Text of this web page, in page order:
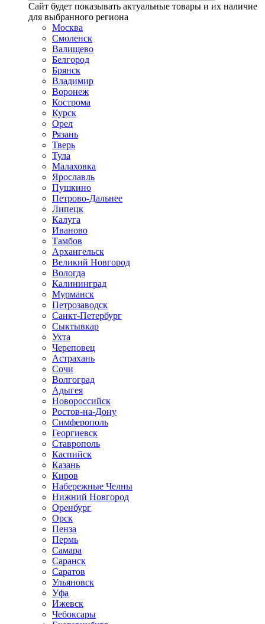
Сайт будет показывать актуальные товары и их наличие
для выбранного региона
Москва
Смоленск
Валищево
Белгород
Брянск
Владимир
Воронеж
Кострома
Курск
Орел
Рязань
Тверь
Тула
Малаховка
Ярославль
Пушкино
Петрово-Дальнее
Липецк
Калуга
Иваново
Тамбов
Архангельск
Великий Новгород
Вологда
Калининград
Мурманск
Петрозаводск
Санкт-Петербург
Сыктывкар
Ухта
Череповец
Астрахань
Сочи
Волгоград
Адыгея
Новороссийск
Ростов-на-Дону
Симферополь
Георгиевск
Ставрополь
Каспийск
Казань
Киров
Набережные Челны
Нижний Новгород
Оренбург
Орск
Пенза
Пермь
Самара
Саранск
Саратов
Ульяновск
Уфа
Ижевск
Чебоксары